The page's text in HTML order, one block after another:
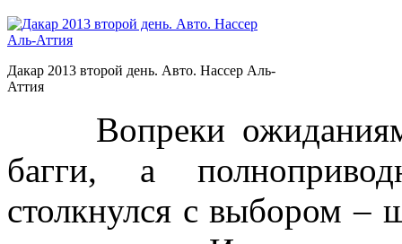
Дакар 2013 второй день. Авто. Нассер Аль-
Аттия
Вопреки ожиданиям,
багги, а
столкнулся с выбором –